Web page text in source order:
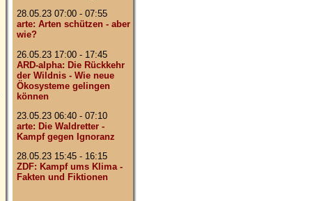
28.05.23 07:00 - 07:55
arte: Arten schützen - aber
wie?
26.05.23 17:00 - 17:45
ARD-alpha: Die Rückkehr
der Wildnis - Wie neue
Ökosysteme gelingen
können
23.05.23 06:40 - 07:10
arte: Die Waldretter -
Kampf gegen Ignoranz
28.05.23 15:45 - 16:15
ZDF: Kampf ums Klima -
Fakten und Fiktionen